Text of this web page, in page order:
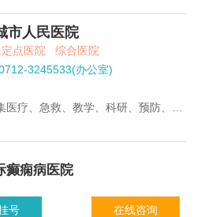
市人民医院
定点医院
综合医院
3245533(办公室)
疗、急救、教学、科研、预防、保健
癫痫病医院
号 在线咨询